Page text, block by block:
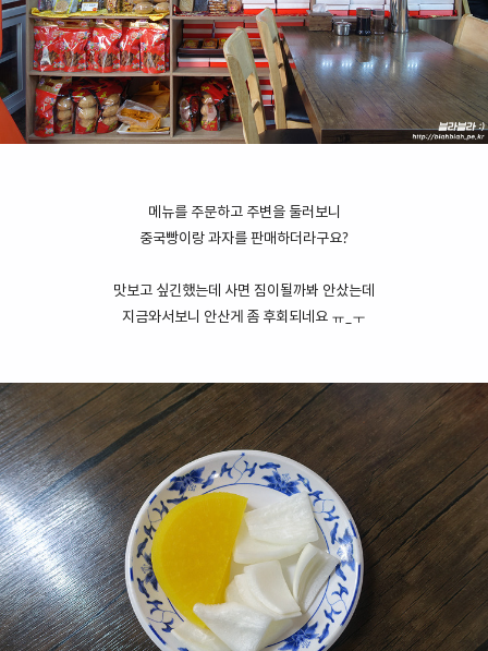
메뉴를 주문하고 주변을 둘러보니
중국빵이랑 과자를 판매하더라구요?
맛보고 싶긴했는데 사면 짐이될까봐 안샀는데
지금와서보니 안산게 좀 후회되네요 ㅠ_ㅜ